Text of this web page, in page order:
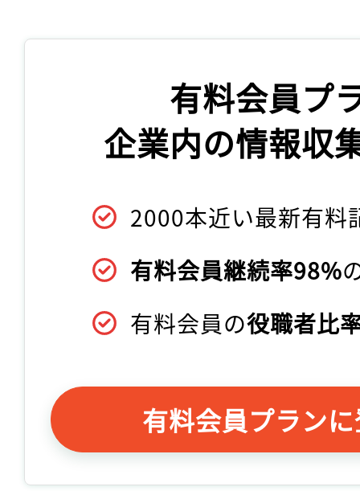
有料会員プ
企業内の情報収
2000本近い最新有料
有料会員継続率98%
有料会員の役職者比
有料会員プラン